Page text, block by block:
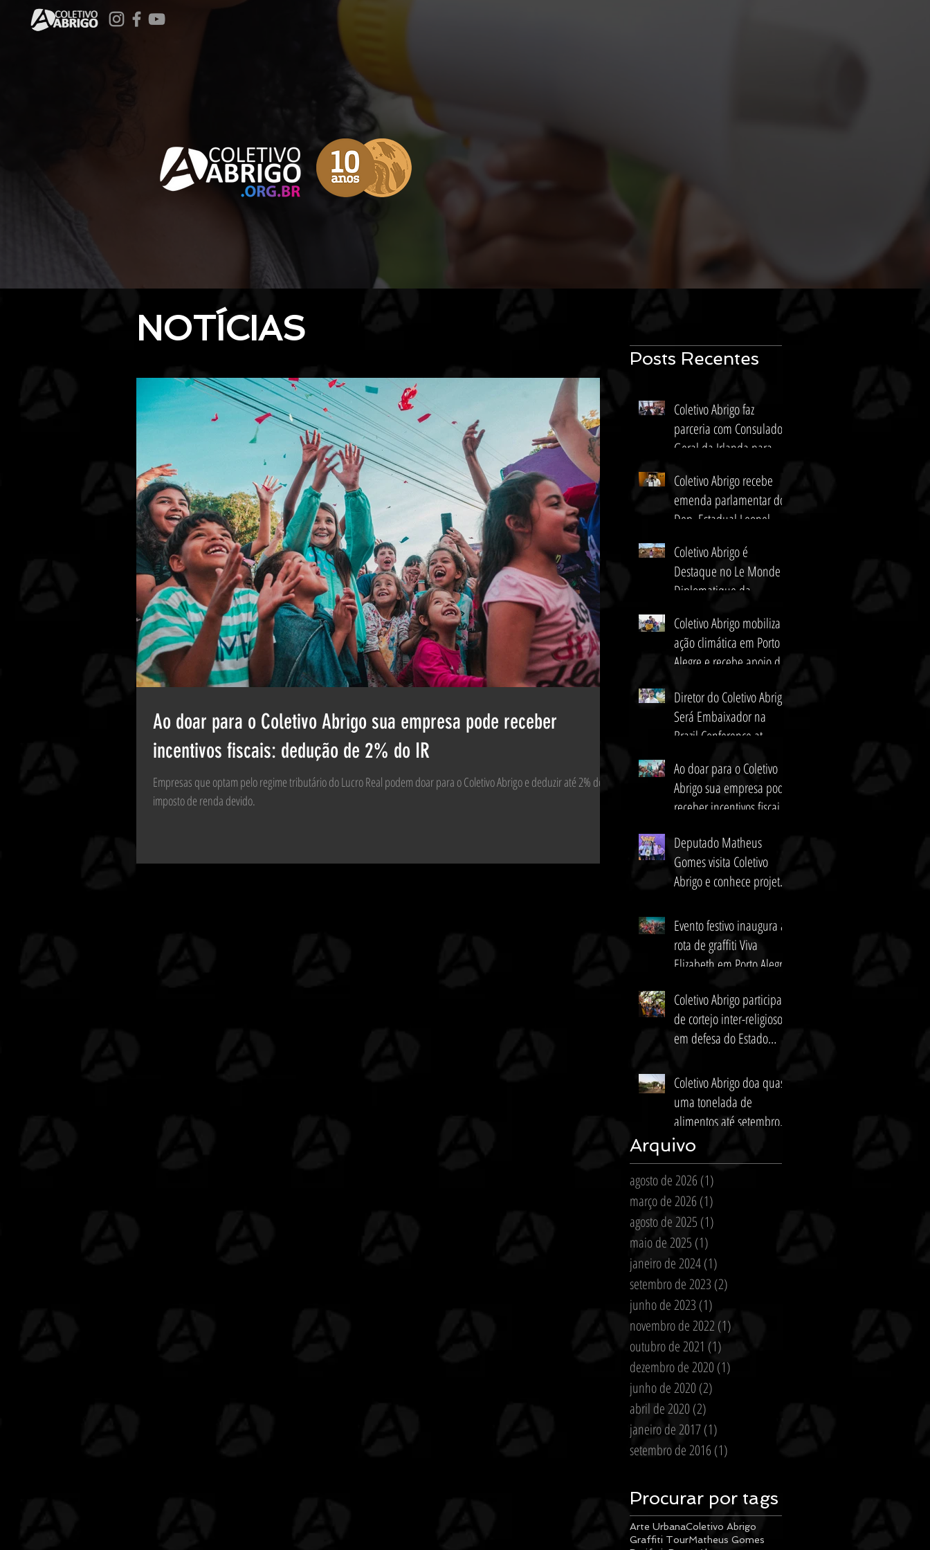
NOTÍCIAS
Ao doar para o Coletivo Abrigo sua empresa pode receber
incentivos fiscais: dedução de 2% do IR
Empresas que optam pelo regime tributário do Lucro Real podem doar para o Coletivo Abrigo e deduzir até 2% do
imposto de renda devido.
Posts Recentes
Coletivo Abrigo faz
parceria com Consulado
Geral da Irlanda para
gaúchas afetadas pela
enchente
Coletivo Abrigo recebe
emenda parlamentar do
Dep. Estadual Leonel
culturais e de impacto
social
Coletivo Abrigo é
Destaque no Le Monde
Diplomatique da
Coletivo Abrigo mobiliza
ação climática em Porto
Alegre e recebe apoio de
Diretor do Coletivo Abrigo
Será Embaixador na
Brazil Conference at
Ao doar para o Coletivo
Abrigo sua empresa pode
receber incentivos fiscais:
Deputado Matheus
Gomes visita Coletivo
Abrigo e conhece projetos
capital
Evento festivo inaugura a
rota de graffiti Viva
Elizabeth em Porto Alegre
Coletivo Abrigo participa
de cortejo inter-religioso
em defesa do Estado
Coletivo Abrigo doa quase
uma tonelada de
alimentos até setembro
de 2021
Arquivo
agosto de 2026 (1)
março de 2026 (1)
agosto de 2025 (1)
maio de 2025 (1)
janeiro de 2024(1)
setembro de 2023 (2)
junho de 2023 (1)
novembro de 2022 (1)
outubro de 2021 (1)
dezembro de 2020 (1)
junho de 2020 (2)
abril de 2020 (2)
janeiro de 2017(1)
setembro de 2016 (1)
Procurar por tags
Arte UrbanaColetivo Abrigo
Graffiti TourMatheus Gomes